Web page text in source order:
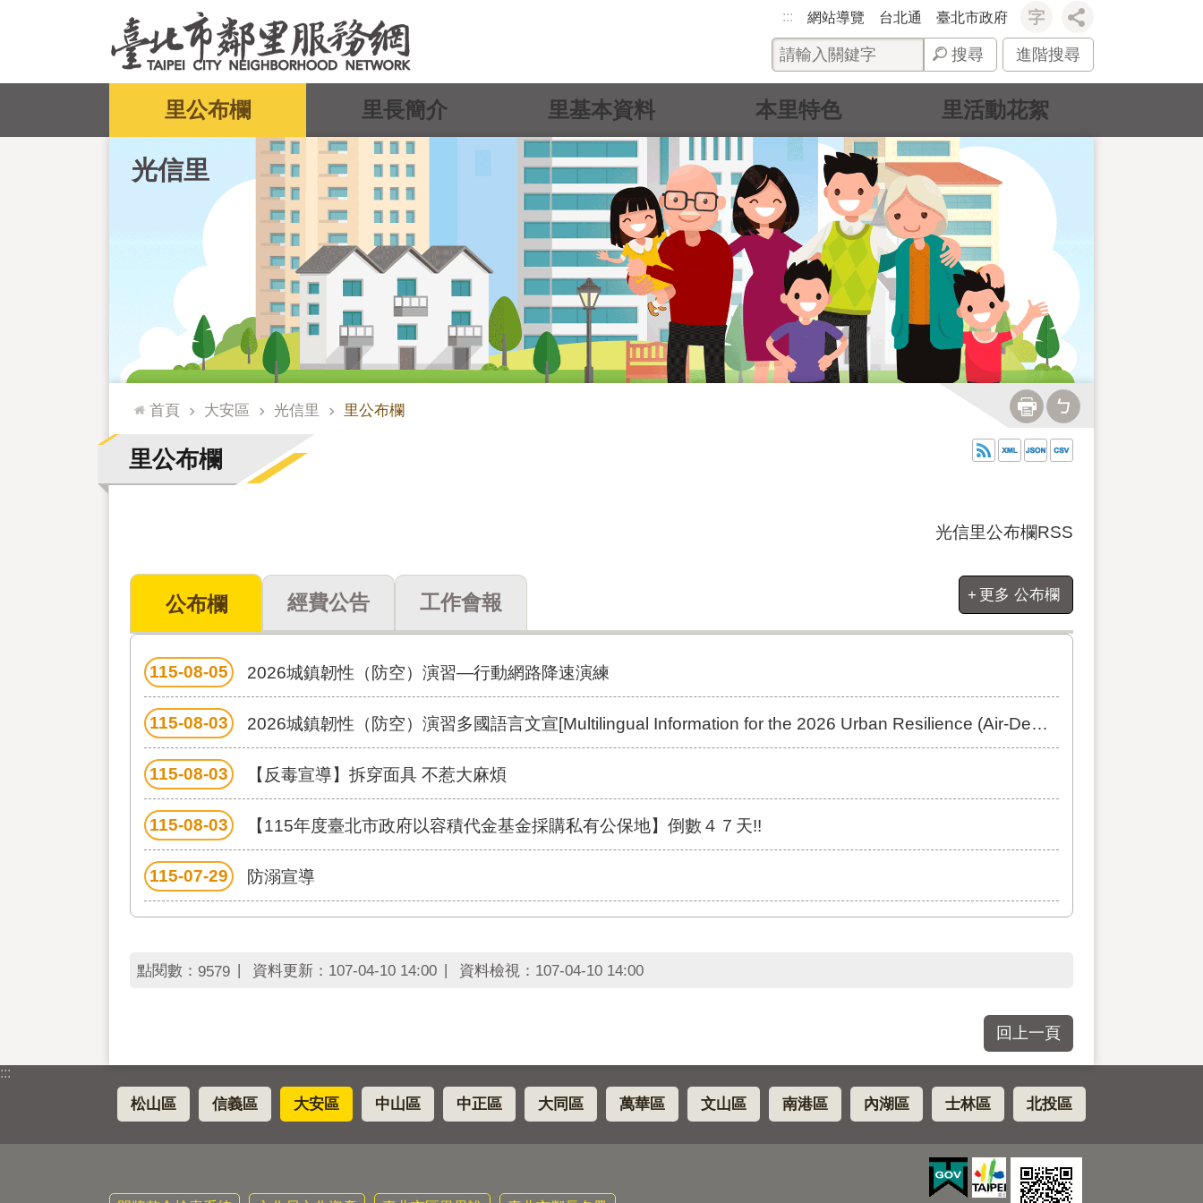
::: 網站導覽 台北通 臺北市政府
搜尋 進階搜尋
光信里
里公布欄 里長簡介 里基本資料 本里特色 里活動花絮
::: 首頁 大安區 光信里 里公布欄
里公布欄
光信里公布欄RSS
公布欄 經費公告 工作會報
115-08-05 2026城鎮韌性（防空）演習—行動網路降速演練
115-08-03 2026城鎮韌性（防空）演習多國語言文宣[Multilingual Information for the 2026 Urban Resilience (Air-Defense) Exercise]
115-08-03 【反毒宣導】拆穿面具 不惹大麻煩
115-08-03 【115年度臺北市政府以容積代金基金採購私有公保地】倒數４７天!!
115-07-29 防溺宣導
更多 公布欄
點閱數： 9579 資料更新： 107-04-10 14:00 資料檢視： 107-04-10 14:00
回上一頁
:::
松山區 信義區 大安區 中山區 中正區 大同區 萬華區 文山區 南港區 內湖區 士林區 北投區